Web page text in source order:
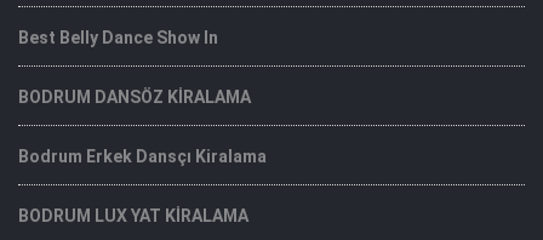
Best Belly Dance Show In
BODRUM DANSÖZ KİRALAMA
Bodrum Erkek Dansçı Kiralama
BODRUM LUX YAT KİRALAMA